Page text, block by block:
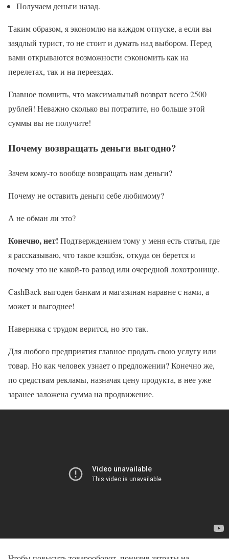
Получаем деньги назад.
Таким образом, я экономлю на каждом отпуске, а если вы
заядлый турист, то не стоит и думать над выбором. Перед
вами открываются возможности сэкономить как на
перелетах, так и на переездах.
Главное помнить, что максимальный возврат всего 2500
рублей! Неважно сколько вы потратите, но больше этой
суммы вы не получите!
Почему возвращать деньги выгодно?
Зачем кому-то вообще возвращать нам деньги?
Почему не оставить деньги себе любимому?
А не обман ли это?
Конечно, нет! Подтверждением тому у меня есть статья, где
я рассказываю, что такое кэшбэк, откуда он берется и
почему это не какой-то развод или очередной лохотронище.
CashBack выгоден банкам и магазинам наравне с нами, а
может и выгоднее!
Наверняка с трудом верится, но это так.
Для любого предприятия главное продать свою услугу или
товар. Но как человек узнает о предложении? Конечно же,
по средствам рекламы, назначая цену продукта, в нее уже
заранее заложена сумма на продвижение.